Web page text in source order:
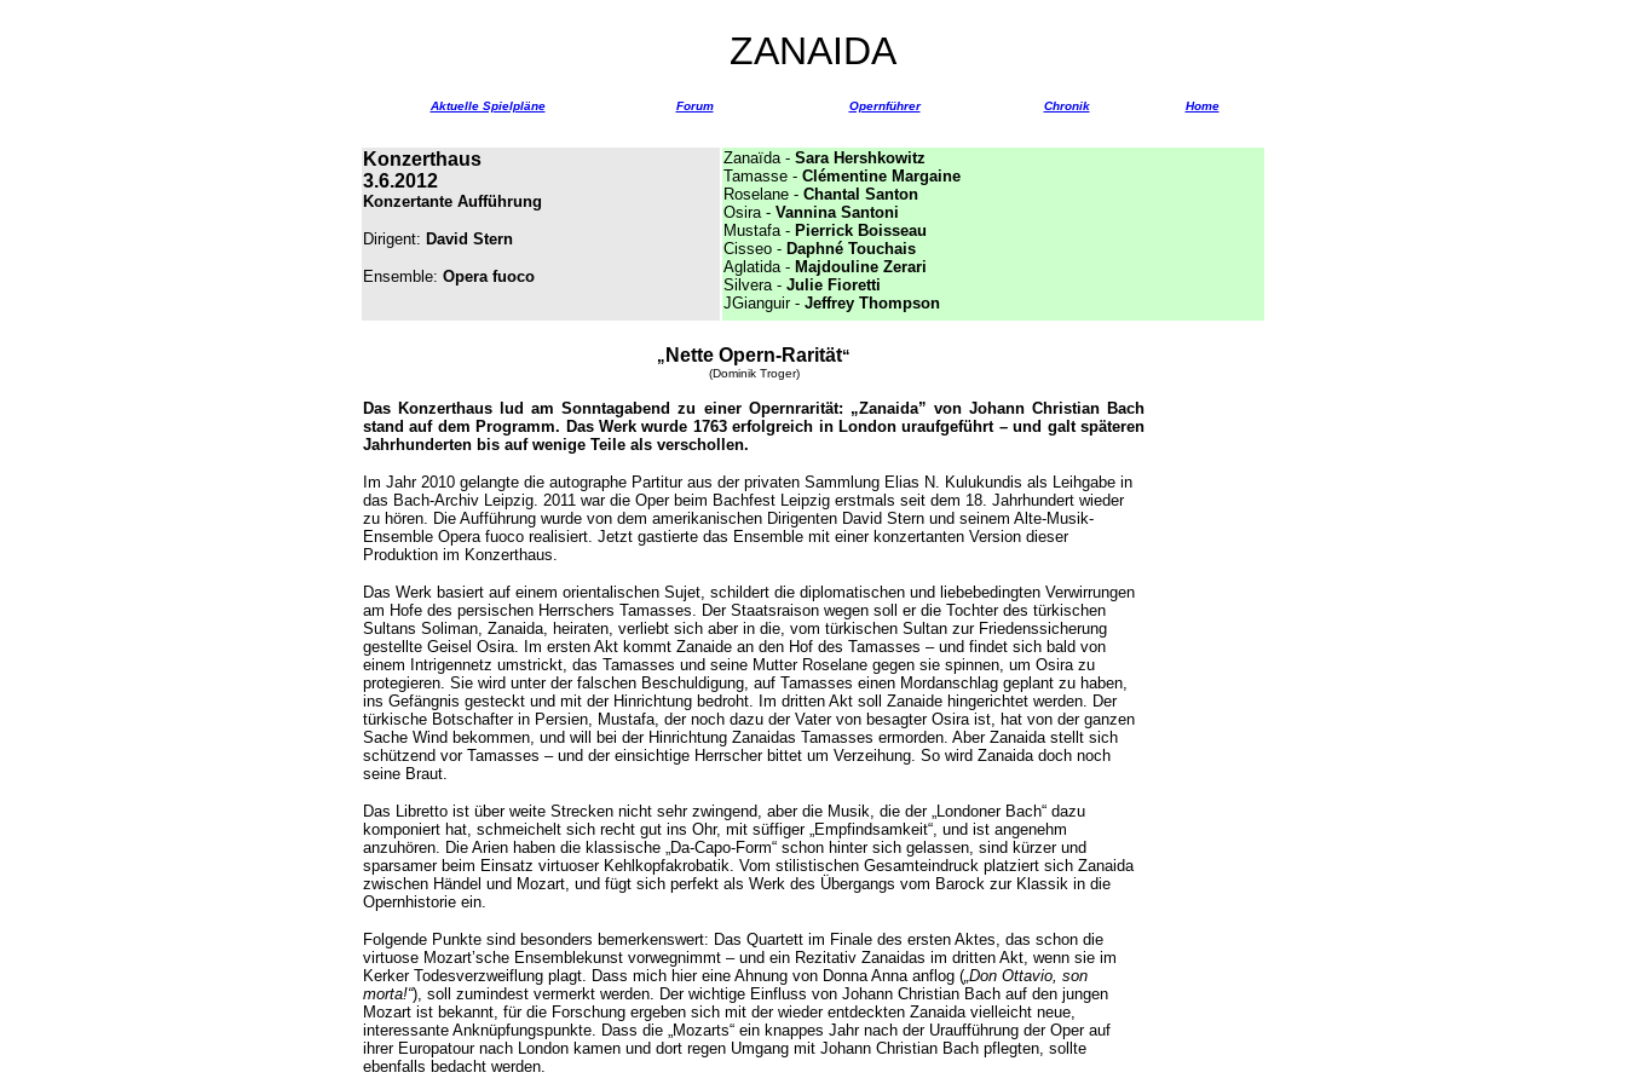
ZANAIDA
Aktuelle Spielpläne Forum Opernführer Chronik Home
Konzerthaus
3.6.2012
Konzertante Aufführung
Dirigent: David Stern
Ensemble: Opera fuoco
Zanaïda- Sara Hershkowitz
Tamasse - Clémentine Margaine
Roselane - Chantal Santon
Osira- Vannina Santoni
Mustafa- Pierrick Boisseau
Cisseo - Daphné Touchais
Aglatida - Majdouline Zerari
Silvera- Julie Fioretti
JGianguir- Jeffrey Thompson
„ Nette Opern-Rarität“
(Dominik Troger)
Das Konzerthaus lud am Sonntagabend zu einer Opernrarität: „Zanaida” von Johann Christian Bach
stand auf dem Programm. Das Werk wurde 1763 erfolgreich in London uraufgeführt – und galt späteren
Jahrhunderten bis auf wenige Teile als verschollen.
Im Jahr 2010 gelangte die autographe Partitur aus der privaten Sammlung Elias N. Kulukundis als Leihgabe in
das Bach-Archiv Leipzig. 2011 war die Oper beim Bachfest Leipzig erstmals seit dem 18. Jahrhundert wieder
zu hören. Die Aufführung wurde von dem amerikanischen Dirigenten David Stern und seinem Alte-Musik-
Ensemble Opera fuoco realisiert. Jetzt gastierte das Ensemble mit einer konzertanten Version dieser
Produktion im Konzerthaus.
Das Werk basiert auf einem orientalischen Sujet, schildert die diplomatischen und liebebedingten Verwirrungen
am Hofe des persischen Herrschers Tamasses. Der Staatsraison wegen soll er die Tochter des türkischen
Sultans Soliman, Zanaida, heiraten, verliebt sich aber in die, vom türkischen Sultan zur Friedenssicherung
gestellte Geisel Osira. Im ersten Akt kommt Zanaide an den Hof des Tamasses – und findet sich bald von
einem Intrigennetz umstrickt, das Tamasses und seine Mutter Roselane gegen sie spinnen, um Osira zu
protegieren. Sie wird unter der falschen Beschuldigung, auf Tamasses einen Mordanschlag geplant zu haben,
ins Gefängnis gesteckt und mit der Hinrichtung bedroht. Im dritten Akt soll Zanaide hingerichtet werden. Der
türkische Botschafter in Persien, Mustafa, der noch dazu der Vater von besagter Osira ist, hat von der ganzen
Sache Wind bekommen, und will bei der Hinrichtung Zanaidas Tamasses ermorden. Aber Zanaida stellt sich
schützend vor Tamasses – und der einsichtige Herrscher bittet um Verzeihung. So wird Zanaida doch noch
seine Braut.
Das Libretto ist über weite Strecken nicht sehr zwingend, aber die Musik, die der „Londoner Bach“ dazu
komponiert hat, schmeichelt sich recht gut ins Ohr, mit süffiger „Empfindsamkeit“, und ist angenehm
anzuhören. Die Arien haben die klassische „Da-Capo-Form“ schon hinter sich gelassen, sind kürzer und
sparsamer beim Einsatz virtuoser Kehlkopfakrobatik. Vom stilistischen Gesamteindruck platziert sich Zanaida
zwischen Händel und Mozart, und fügt sich perfekt als Werk des Übergangs vom Barock zur Klassik in die
Opernhistorie ein.
Folgende Punkte sind besonders bemerkenswert: Das Quartett im Finale des ersten Aktes, das schon die
virtuose Mozart’sche Ensemblekunst vorwegnimmt – und ein Rezitativ Zanaidas im dritten Akt, wenn sie im
Kerker Todesverzweiflung plagt. Dass mich hier eine Ahnung von Donna Anna anflog („Don Ottavio, son
morta!“), soll zumindest vermerkt werden. Der wichtige Einfluss von Johann Christian Bach auf den jungen
Mozart ist bekannt, für die Forschung ergeben sich mit der wieder entdeckten Zanaida vielleicht neue,
interessante Anknüpfungspunkte. Dass die „Mozarts“ ein knappes Jahr nach der Uraufführung der Oper auf
ihrer Europatour nach London kamen und dort regen Umgang mit Johann Christian Bach pflegten, sollte
ebenfalls bedacht werden.